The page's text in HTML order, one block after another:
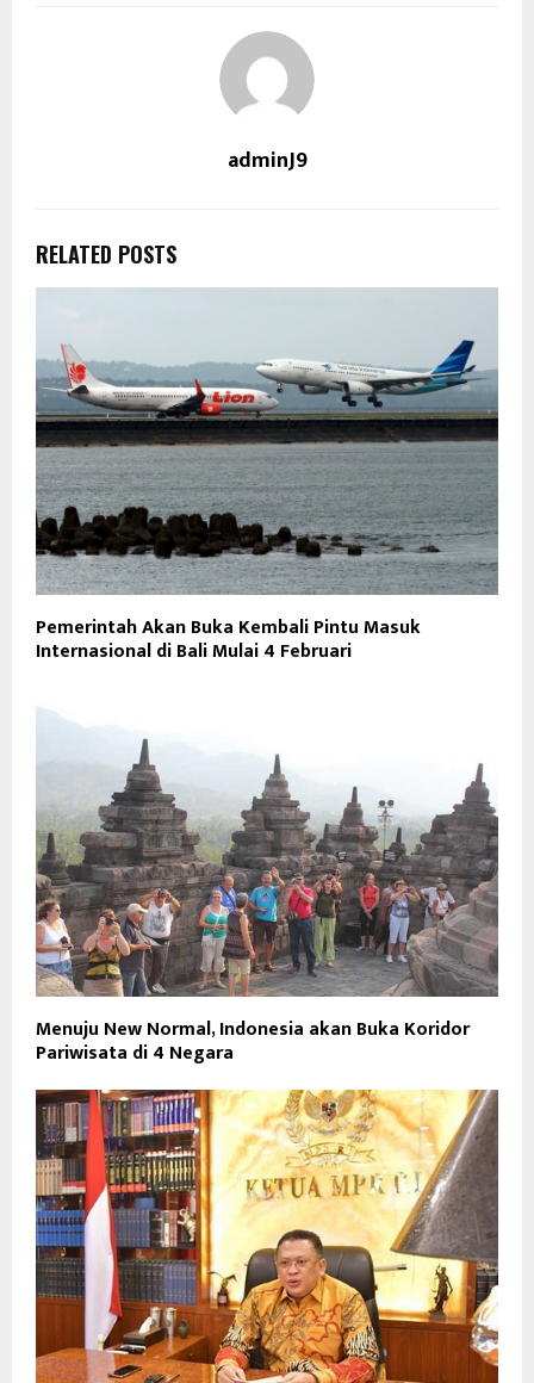
adminJ9
RELATED POSTS
Pemerintah Akan Buka Kembali Pintu Masuk
Internasional di Bali Mulai 4 Februari
Menuju New Normal, Indonesia akan Buka Koridor
Pariwisata di 4 Negara